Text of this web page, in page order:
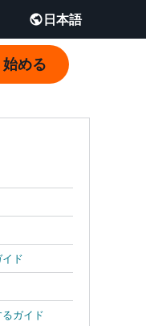
日本語
める
ド
ガイド